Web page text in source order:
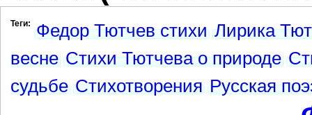
Теги: Федор Тютчев стихи Лирика
весне Стихи Тютчева о природе
судьбе Стихотворения Русская